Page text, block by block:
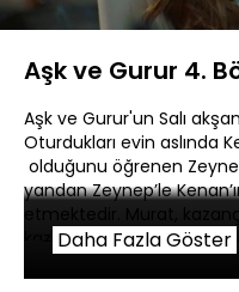
Sesi
Aç
Aşk ve Gurur 4.
Aşk ve Gurur'un Salı
Oturdukları evin aslında
olduğunu öğrenen
yandan Zeynep’le
etmektedir. Murat,
kazanmak istemektedir.
geçirdikten sonra eve
Daha Fazla Göster